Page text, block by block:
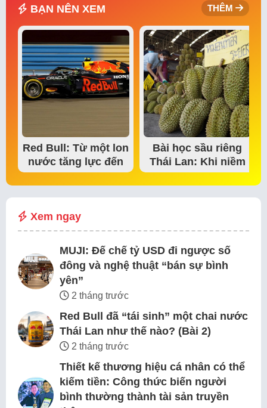
BẠN NÊN XEM THÊM
Red Bull: Từ một lon
nước tăng lực đến
đế chế thể…
Bài học sầu riêng
Thái Lan: Khi niềm
tin thị trường bắt…
Xem ngay
MUJI: Đế chế tỷ USD đi ngược số
đông và nghệ thuật “bán sự bình
yên”
2 tháng trước
Red Bull đã “tái sinh” một chai nước
Thái Lan như thế nào? (Bài 2)
2 tháng trước
Thiết kế thương hiệu cá nhân có thể
kiếm tiền: Công thức biến người
bình thường thành tài sản truyền